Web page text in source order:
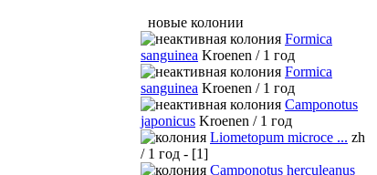
новые колонии
Formica
sanguinea Kroenen / 1 год
Formica
sanguinea Kroenen / 1 год
Camponotus
japonicus Kroenen / 1 год
Liometopum microce ... zh
/ 1 год - [1]
Camponotus herculeanus